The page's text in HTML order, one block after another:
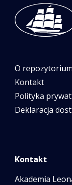
O repozytorium
Kontakt
Polityka
Deklaracja
Kontakt
Akademia